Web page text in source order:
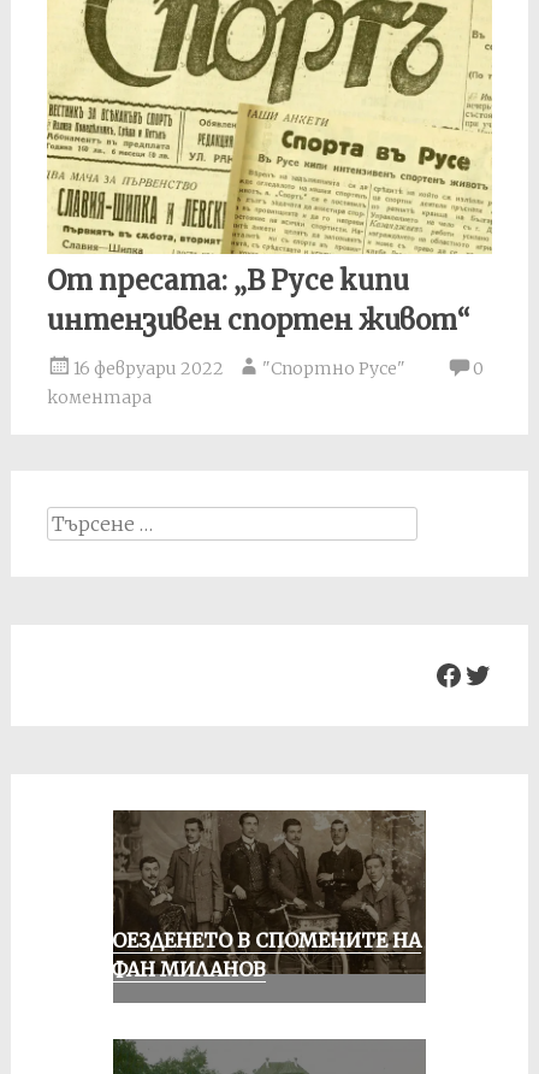
От пресата: „В Русе кипи
интензивен спортен живот“
16 февруари 2022 "Спортно Русе"
0
коментара
Search
for:
КОЛОЕЗДЕНЕТО В СПОМЕНИТЕ НА
СТЕФАН МИЛАНОВ